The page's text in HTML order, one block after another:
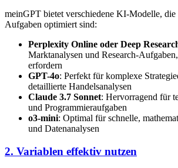
meinGPT bietet verschiedene KI-Modelle,
Aufgaben optimiert sind:
Perplexity Online oder Deep
Marktanalysen und Research-
erfordern
GPT-4o: Perfekt für komplexe
detaillierte Handelsanalysen
Claude 3.7 Sonnet: Hervorragend für
und Programmieraufgaben
o3-mini: Optimal für schnelle,
und Datenanalysen
2. Variablen effektiv nutzen